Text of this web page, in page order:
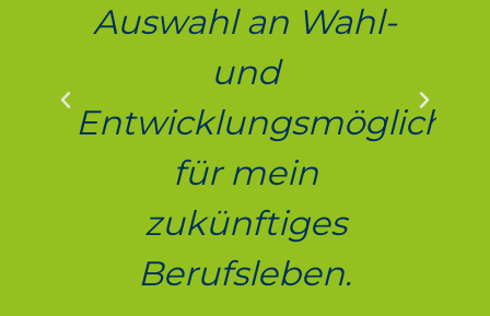
Auswahl an Wahl-
und
für mein
zukünftiges
Berufsleben.